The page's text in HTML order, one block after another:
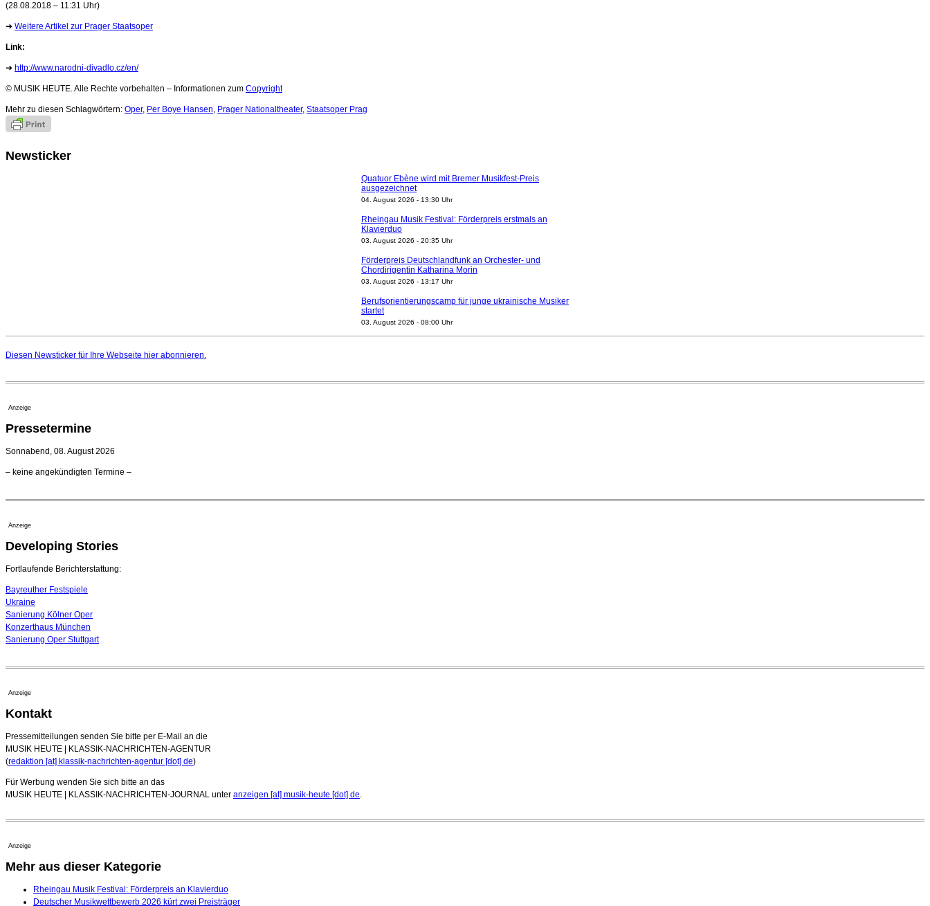
(28.08.2018 – 11:31 Uhr)
➜ Weitere Artikel zur Prager Staatsoper
Link:
➜ http://www.narodni-divadlo.cz/en/
© MUSIK HEUTE. Alle Rechte vorbehalten – Informationen zum Copyright
Mehr zu diesen Schlagwörtern: Oper, Per Boye Hansen, Prager Nationaltheater, Staatsoper Prag
Newsticker
Quatuor Ebène wird mit Bremer Musikfest-Preis
ausgezeichnet
04. August 2026 - 13:30 Uhr
Rheingau Musik Festival: Förderpreis erstmals an
Klavierduo
03. August 2026 - 20:35 Uhr
Förderpreis Deutschlandfunk an Orchester- und
Chordirigentin Katharina Morin
03. August 2026 - 13:17 Uhr
Berufsorientierungscamp für junge ukrainische Musiker
startet
03. August 2026 - 08:00 Uhr
Regensburger Generalmusikdirektor Stefan Veselka
Diesen Newsticker für Ihre Webseite hier abonnieren.
Anzeige
Pressetermine
Sonnabend, 08. August 2026
– keine angekündigten Termine –
Anzeige
Developing Stories
Fortlaufende Berichterstattung:
Bayreuther Festspiele
Ukraine
Sanierung Kölner Oper
Konzerthaus München
Sanierung Oper Stuttgart
Anzeige
Kontakt
Pressemitteilungen senden Sie bitte per E-Mail an die
MUSIK HEUTE | KLASSIK-NACHRICHTEN-AGENTUR
(redaktion [at] klassik-nachrichten-agentur [dot] de)
Für Werbung wenden Sie sich bitte an das
MUSIK HEUTE | KLASSIK-NACHRICHTEN-JOURNAL unter anzeigen [at] musik-heute [dot] de
Anzeige
Mehr aus dieser Kategorie
Rheingau Musik Festival: Förderpreis an Klavierduo
Deutscher Musikwettbewerb 2026 kürt zwei Preisträger